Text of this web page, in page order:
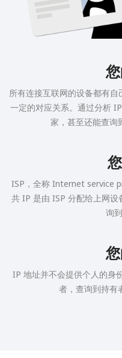
所有连接互联网的设备都有
一定的对应关系。通过分析
家，甚至还能查询
ISP，全称 Internet service
共 IP 是由 ISP 分配给上网
询
IP 地址并不会提供个人的身
者，查询到持有